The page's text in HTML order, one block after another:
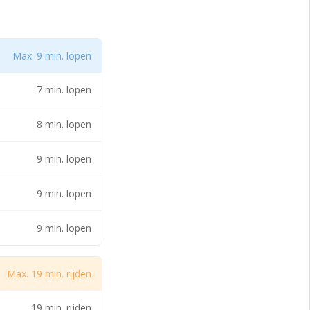
gebouw zelf
om bedrijven
en
activiteiten.
uitstraling
met
Max. 9 min. lopen
7 min. lopen
8 min. lopen
9 min. lopen
9 min. lopen
9 min. lopen
Max. 19 min. rijden